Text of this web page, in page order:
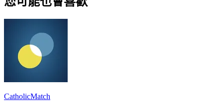
CatholicMatch